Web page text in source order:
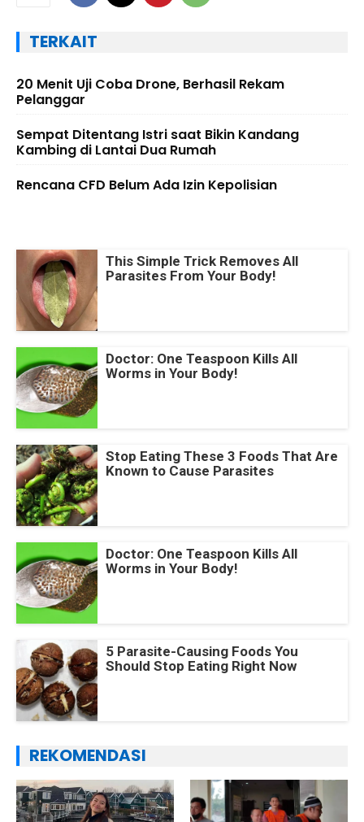
TERKAIT
20 Menit Uji Coba Drone, Berhasil Rekam
Pelanggar
Sempat Ditentang Istri saat Bikin Kandang
Kambing di Lantai Dua Rumah
Rencana CFD Belum Ada Izin Kepolisian
This Simple Trick Removes All
Parasites From Your Body!
Doctor: One Teaspoon Kills All
Worms in Your Body!
Stop Eating These 3 Foods That Are
Known to Cause Parasites
Doctor: One Teaspoon Kills All
Worms in Your Body!
5 Parasite-Causing Foods You
Should Stop Eating Right Now
REKOMENDASI